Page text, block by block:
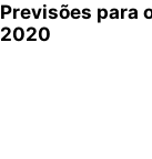
Previsões para
2020